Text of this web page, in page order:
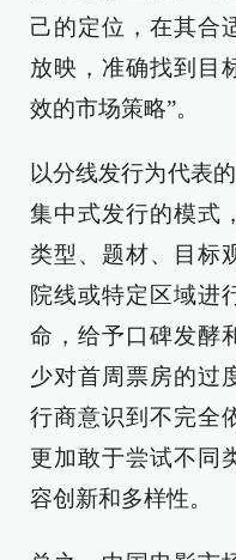
己的定位，在其合
放映，准确找到目
效的市场策略”。
以分线发行为代表
集中式发行的模式
类型、题材、目标
院线或特定区域进
命，给予口碑发酵
少对首周票房的过
行商意识到不完全
更加敢于尝试不同
容创新和多样性。